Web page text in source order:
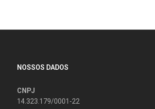
NOSSOS DADOS
CNPJ
14.323.179/0001-22